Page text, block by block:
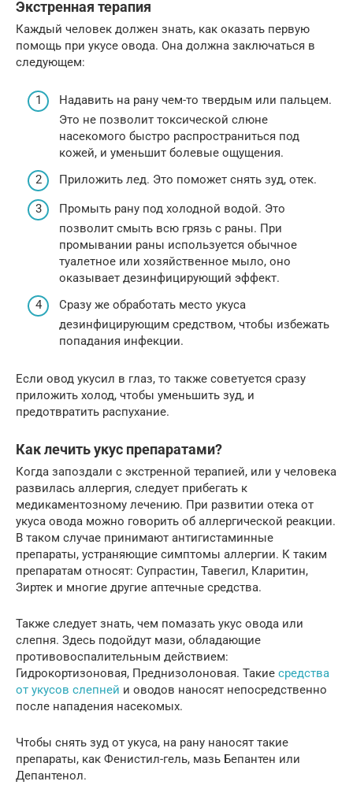
Экстренная терапия
Каждый человек должен знать, как оказать первую
помощь при укусе овода. Она должна заключаться в
следующем:
Надавить на рану чем-то твердым или пальцем.
Это не позволит токсической слюне
насекомого быстро распространиться под
кожей, и уменьшит болевые ощущения.
Приложить лед. Это поможет снять зуд, отек.
Промыть рану под холодной водой. Это
позволит смыть всю грязь с раны. При
промывании раны используется обычное
туалетное или хозяйственное мыло, оно
оказывает дезинфицирующий эффект.
Сразу же обработать место укуса
дезинфицирующим средством, чтобы избежать
попадания инфекции.
Если овод укусил в глаз, то также советуется сразу
приложить холод, чтобы уменьшить зуд, и
предотвратить распухание.
Как лечить укус препаратами?
Когда запоздали с экстренной терапией, или у человека
развилась аллергия, следует прибегать к
медикаментозному лечению. При развитии отека от
укуса овода можно говорить об аллергической реакции.
В таком случае принимают антигистаминные
препараты, устраняющие симптомы аллергии. К таким
препаратам относят: Супрастин, Тавегил, Кларитин,
Зиртек и многие другие аптечные средства.
Также следует знать, чем помазать укус овода или
слепня. Здесь подойдут мази, обладающие
противовоспалительным действием:
Гидрокортизоновая, Преднизолоновая. Такие средства
от укусов слепней и оводов наносят непосредственно
после нападения насекомых.
Чтобы снять зуд от укуса, на рану наносят такие
препараты, как Фенистил-гель, мазь Бепантен или
Депантенол.